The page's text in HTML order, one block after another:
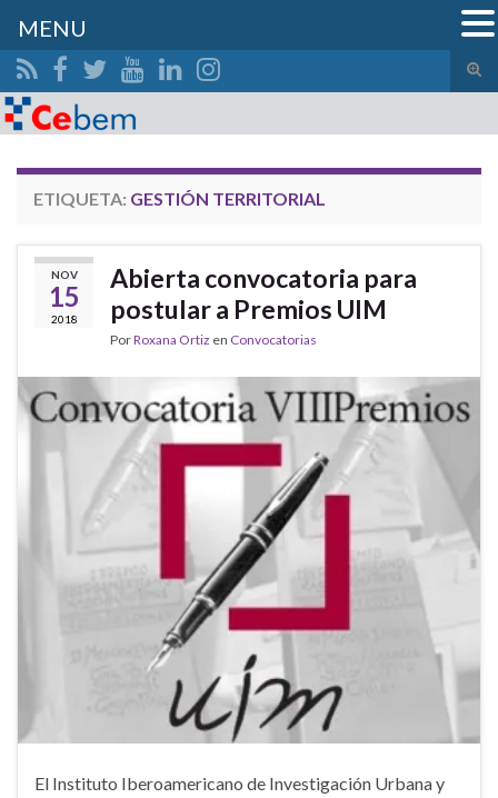
el
Search for:
ETIQUETA: GESTIÓN TERRITORIAL
NOV
15
2018
Abierta convocatoria para
postular a Premios UIM
PorRoxana Ortiz en Convocatorias
El Instituto Iberoamericano de Investigación Urbana y
MENU